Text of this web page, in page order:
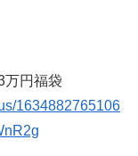
万円福袋
1634882765106